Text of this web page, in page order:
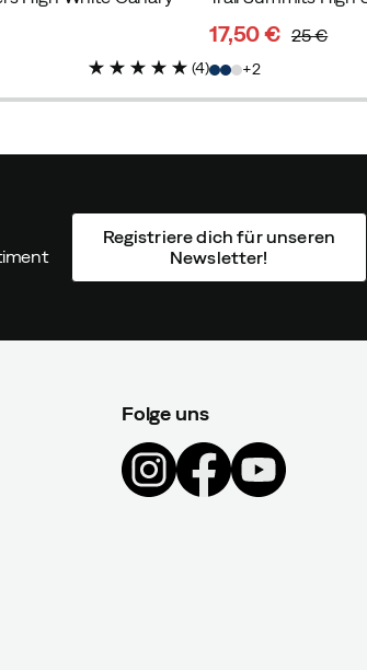
(4)
price
17,50 €
price
25 €
2
Registriere dich für unseren
Newsletter!
Folge uns